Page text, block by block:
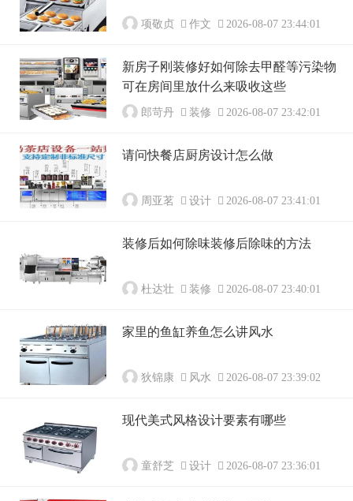
项敬贞 作文 2026-08-07 23:44:01
新房子刚装修好如何除去甲醛等污染物
可在房间里放什么来吸收这些
郎苛丹 装修 2026-08-07 23:42:01
请问快餐店厨房设计怎么做
周亚茗 设计 2026-08-07 23:41:01
装修后如何除味装修后除味的方法
杜达壮 装修 2026-08-07 23:40:01
家里的鱼缸养鱼怎么讲风水
狄锦康 风水 2026-08-07 23:39:02
现代美式风格设计要素有哪些
童舒芝 设计 2026-08-07 23:36:01